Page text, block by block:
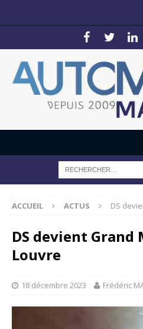
ACCUEIL ACTUS DS
DS devient Grand
Louvre
18 décembre 2023 Frédéric